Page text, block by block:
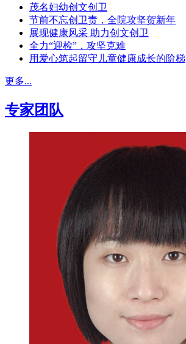
茂名妇幼创文创卫
节前不忘创卫责，全院攻坚贺新年
展现健康风采 助力创文创卫
全力“迎检”，攻坚克难
用爱心筑起留守儿童健康成长的阶梯
更多...
专家团队